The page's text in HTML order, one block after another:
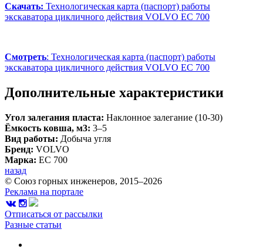
Скачать: Технологическая карта (паспорт) работы
экскаватора цикличного действия VOLVO EC 700
Смотреть: Технологическая карта (паспорт) работы
экскаватора цикличного действия VOLVO EC 700
Дополнительные характеристики
Угол залегания пласта: Наклонное залегание (10-30)
Ёмкость ковша, м3: 3–5
Вид работы: Добыча угля
Бренд: VOLVO
Марка: EC 700
назад
© Союз горных инженеров, 2015–2026
Реклама на портале
Отписаться от рассылки
Разные статьи